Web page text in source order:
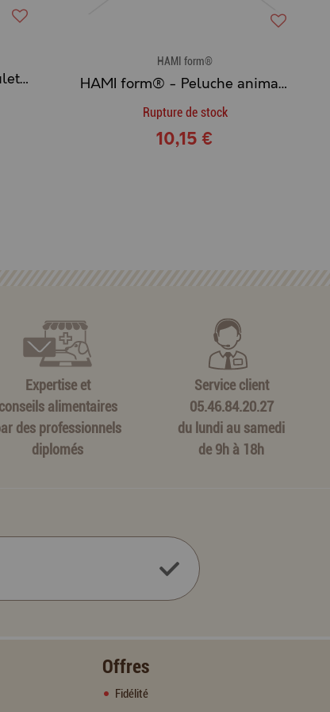
HAMI form® - Biscuits Poulet & Potiron
HAMI form®
HAMI form® - Peluche animaux de ferme âne
Rupture de stock
10,15 €
Expertise et
conseils alimentaires
des professionnels
diplomés
Service client
05.46.84.20.27
du lundi au samedi
de 9h à 18h
Offres
Fidélité